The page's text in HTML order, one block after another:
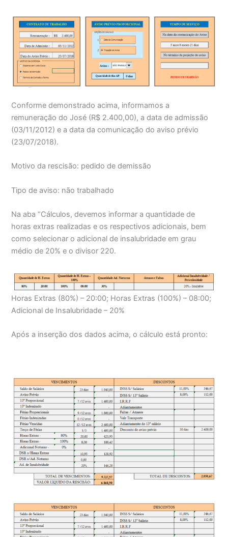
Conforme demonstrado acima, informamos a
remuneração do José (R$ 2.400,00), a data de admissão
(03/11/2012) e a data da comunicação do aviso prévio
(23/07/2018).
Motivo da rescisão: pedido de demissão
Tipo de aviso: não trabalhado
Na aba “Cálculos, devemos informar a quantidade de
horas extras realizadas e os respectivos adicionais, bem
como selecionar o adicional de insalubridade em grau
médio de 20% e o divisor 220.
Horas Extras (80%) – 20:00; Horas Extras (100%) – 08:00;
Adicional de Insalubridade – 20%
Após a inserção dos dados acima, o cálculo está pronto: